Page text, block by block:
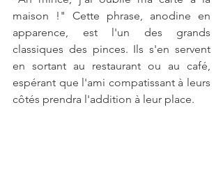
maison !" Cette phrase, anodine en
apparence, est l'un des grands
classiques des pinces. Ils s'en servent
en sortant au restaurant ou au café,
espérant que l'ami compatissant à leurs
côtés prendra l'addition à leur place.